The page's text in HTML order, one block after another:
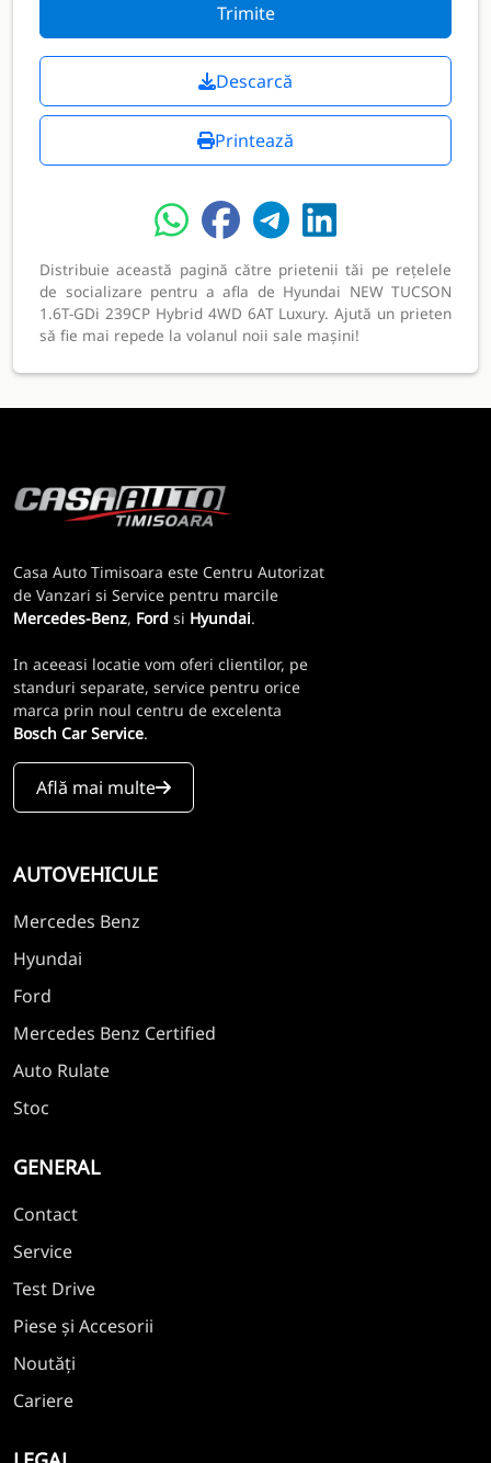
Trimite
Descarcă
Printează
Distribuie această pagină către prietenii tăi pe rețelele
de socializare pentru a afla de Hyundai NEW TUCSON
1.6T-GDi 239CP Hybrid 4WD 6AT Luxury. Ajută un prieten
să fie mai repede la volanul noii sale mașini!
Casa Auto Timisoara este Centru Autorizat
de Vanzari si Service pentru marcile
Mercedes-Benz, Ford si Hyundai.
In aceeasi locatie vom oferi clientilor, pe
standuri separate, service pentru orice
marca prin noul centru de excelenta
Bosch Car Service.
Află mai multe
AUTOVEHICULE
Mercedes Benz
Hyundai
Ford
Mercedes Benz Certified
Auto Rulate
Stoc
GENERAL
Contact
Service
Test Drive
Piese și Accesorii
Noutăți
Cariere